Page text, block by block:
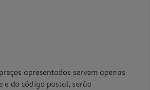
apresentados servem apenas
e do código postal, serão